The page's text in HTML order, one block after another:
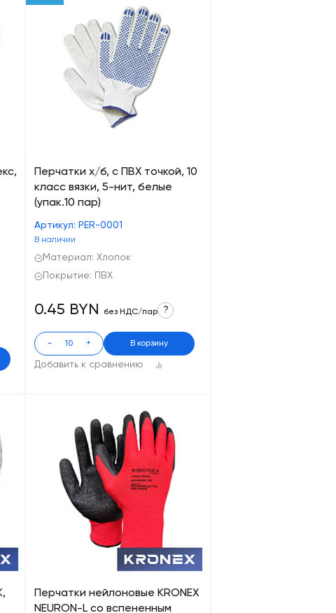
Перчатки х/б, с ПВХ точкой, 10
класс вязки, 5-нит, белые
(упак.10 пар)
Артикул: PER-0001
В наличии
Материал: Хлопок
Покрытие: ПВХ
Добавить к сравнению
0.45 BYN без НДС/пар ?
- + В корзину
Перчатки нейлоновые KRONEX
NEURON-L со вспененным